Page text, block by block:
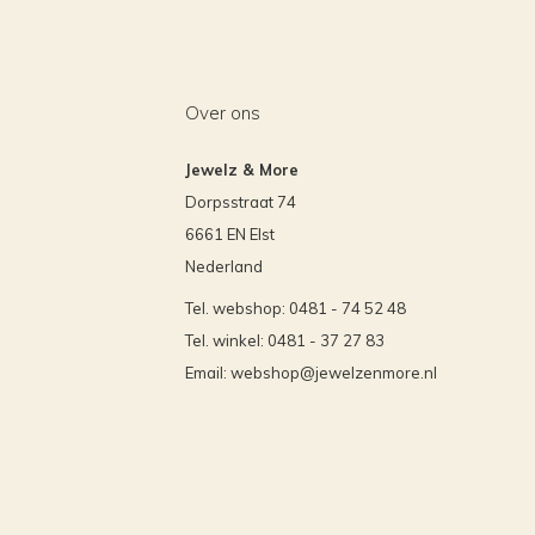
Over ons
Jewelz & More
Dorpsstraat 74
6661 EN Elst
Nederland
Tel. webshop: 0481 - 74 52 48
Tel. winkel: 0481 - 37 27 83
Email: webshop@jewelzenmore.nl